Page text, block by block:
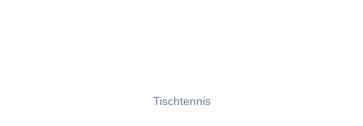
Tischtennis